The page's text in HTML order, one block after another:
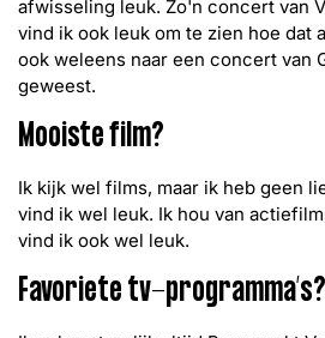
afwisseling leuk. Zo'n concert van
vind ik ook leuk om te zien hoe dat
ook weleens naar een concert van
geweest.
Mooiste film?
Ik kijk wel films, maar ik heb geen
vind ik wel leuk. Ik hou van
vind ik ook wel leuk.
Favoriete tv-programma’s?